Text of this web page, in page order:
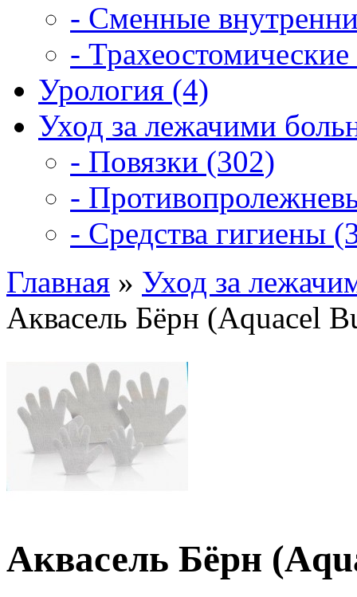
- Сменные
-
Урология (4)
Уход за лежачими
- Повязки (302)
-
- Средства гигиены
Главная » Уход за
Аквасель Бёрн (Aquacel
Аквасель Бёрн